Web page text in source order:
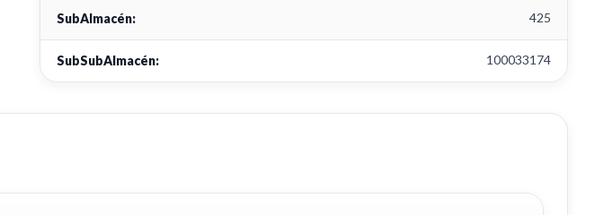
SubAlmacén: 425
SubSubAlmacén: 100033174